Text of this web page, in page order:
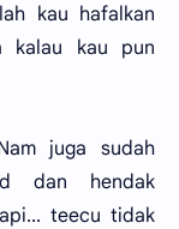
kau hafalkan
kalau kau pun
juga sudah
dan hendak
teecu tidak